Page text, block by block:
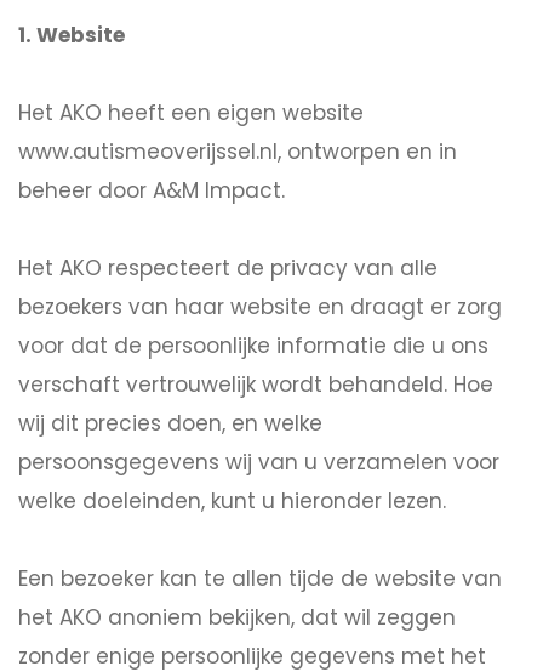
1. Website
Het AKO heeft een eigen website
www.autismeoverijssel.nl, ontworpen en in
beheer door A&M Impact.
Het AKO respecteert de privacy van alle
bezoekers van haar website en draagt er zorg
voor dat de persoonlijke informatie die u ons
verschaft vertrouwelijk wordt behandeld. Hoe
wij dit precies doen, en welke
persoonsgegevens wij van u verzamelen voor
welke doeleinden, kunt u hieronder lezen.
Een bezoeker kan te allen tijde de website van
het AKO anoniem bekijken, dat wil zeggen
zonder enige persoonlijke gegevens met het